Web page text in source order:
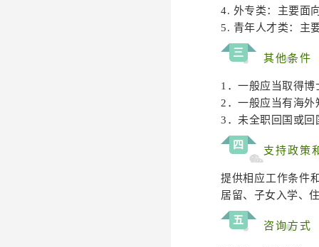
4. 外专类：主要面
5. 青年人才类：主
三 其他条件
1．一般应当取得博
2．一般应当有海
3．未全职回国或
四 支持政策
提供相应工作条件
居留、子女入学、
五 咨询方式